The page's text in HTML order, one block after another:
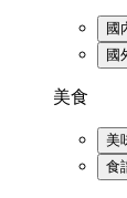
國
國
美食
美
食